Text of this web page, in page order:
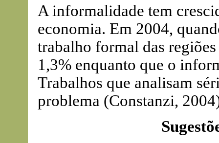
A informalidade tem
economia. Em 2004,
trabalho formal das
1,3% enquanto que o
Trabalhos que analisam
problema (Constanzi,